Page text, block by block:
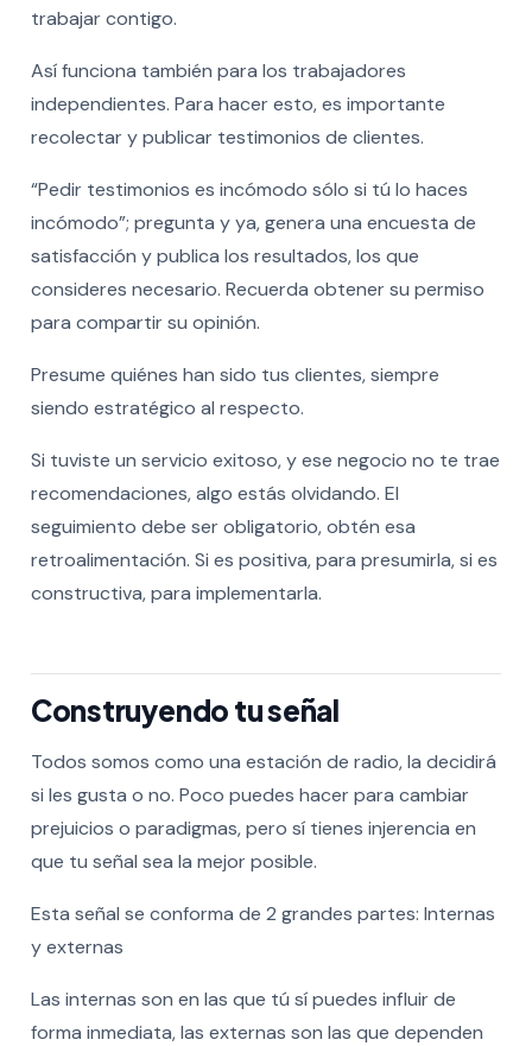
trabajar contigo.
Así funciona también para los trabajadores
independientes. Para hacer esto, es importante
recolectar y publicar testimonios de clientes.
“Pedir testimonios es incómodo sólo si tú lo haces
incómodo”; pregunta y ya, genera una encuesta de
satisfacción y publica los resultados, los que
consideres necesario. Recuerda obtener su permiso
para compartir su opinión.
Presume quiénes han sido tus clientes, siempre
siendo estratégico al respecto.
Si tuviste un servicio exitoso, y ese negocio no te trae
recomendaciones, algo estás olvidando. El
seguimiento debe ser obligatorio, obtén esa
retroalimentación. Si es positiva, para presumirla, si es
constructiva, para implementarla.
Construyendo tu señal
Todos somos como una estación de radio, la decidirá
si les gusta o no. Poco puedes hacer para cambiar
prejuicios o paradigmas, pero sí tienes injerencia en
que tu señal sea la mejor posible.
Esta señal se conforma de 2 grandes partes: Internas
y externas
Las internas son en las que tú sí puedes influir de
forma inmediata, las externas son las que dependen